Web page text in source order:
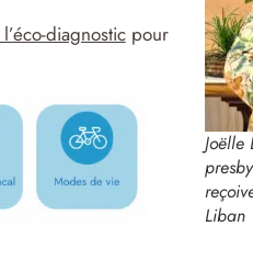
Joëlle
Liban
diagnosticpour